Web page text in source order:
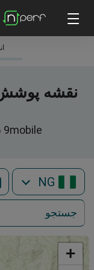
9mobile شبکه داده سلولی در , نیجریه
NG
+